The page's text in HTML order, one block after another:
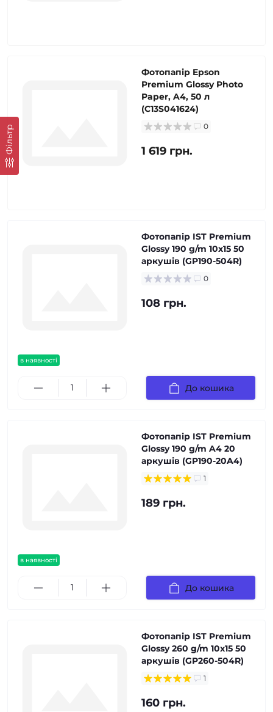
Фільтр
Фотопапір Epson
Premium Glossy Photo
Paper, A4, 50 л
(C13S041624)
0
1 619 грн.
в наявності
Фотопапір IST Premium
Glossy 190 g/m 10x15 50
аркушів (GP190-504R)
0
108 грн.
До кошика
в наявності
Фотопапір IST Premium
Glossy 190 g/m A4 20
аркушів (GP190-20A4)
1
189 грн.
До кошика
Фотопапір IST Premium
Glossy 260 g/m 10x15 50
аркушів (GP260-504R)
1
160 грн.